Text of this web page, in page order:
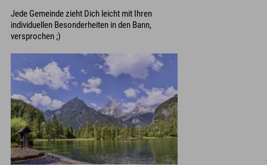
Jede Gemeinde zieht Dich leicht mit Ihren
individuellen Besonderheiten in den Bann,
versprochen ;)